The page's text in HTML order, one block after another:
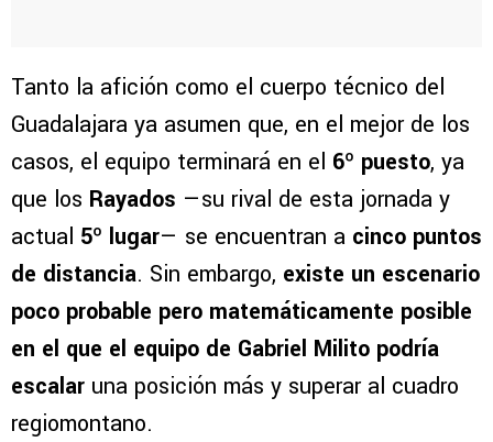
Tanto la afición como el cuerpo técnico del
Guadalajara ya asumen que, en el mejor de los
casos, el equipo terminará en el 6º puesto, ya
que los Rayados —su rival de esta jornada y
actual 5º lugar— se encuentran a cinco puntos
de distancia. Sin embargo, existe un escenario
poco probable pero matemáticamente posible
en el que el equipo de Gabriel Milito podría
escalar una posición más y superar al cuadro
regiomontano.